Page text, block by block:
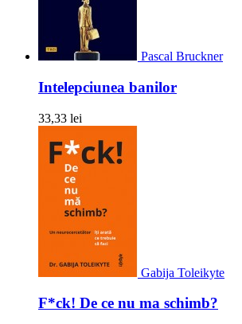
Pascal Bruckner
Intelepciunea banilor
33,33 lei
Gabija Toleikyte
F*ck! De ce nu ma schimb?